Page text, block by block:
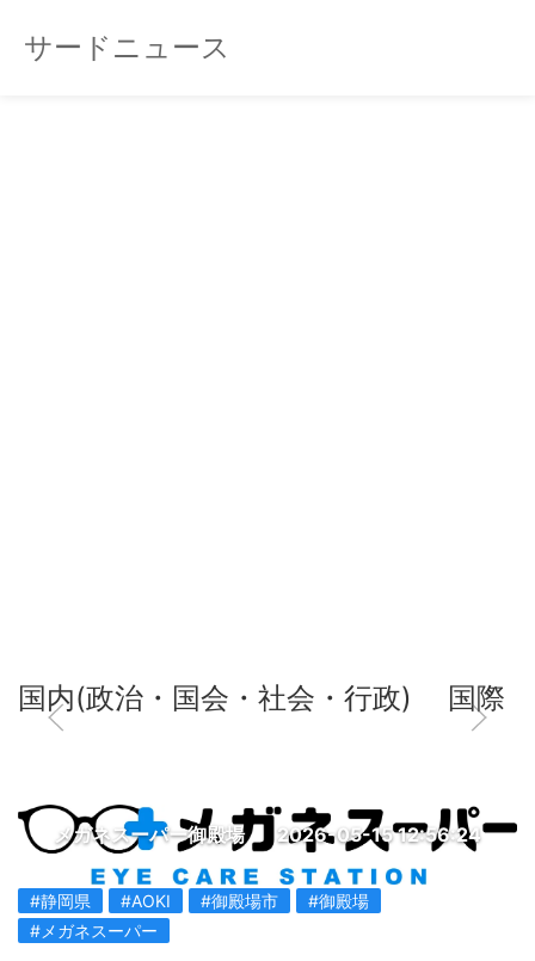
サードニュース
国内(政治・国会・社会・行政) 国際
メガネスーパー御殿場 2026-05-15 12:56:24
#静岡県 #AOKI #御殿場市
#御殿場
#メガネスーパー